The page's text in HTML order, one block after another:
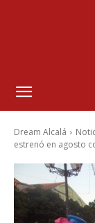
Dream Alcalá
estrenó en agosto